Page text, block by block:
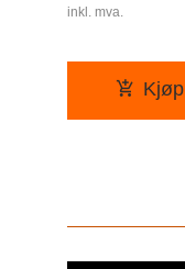
inkl. mva.
Kjøp